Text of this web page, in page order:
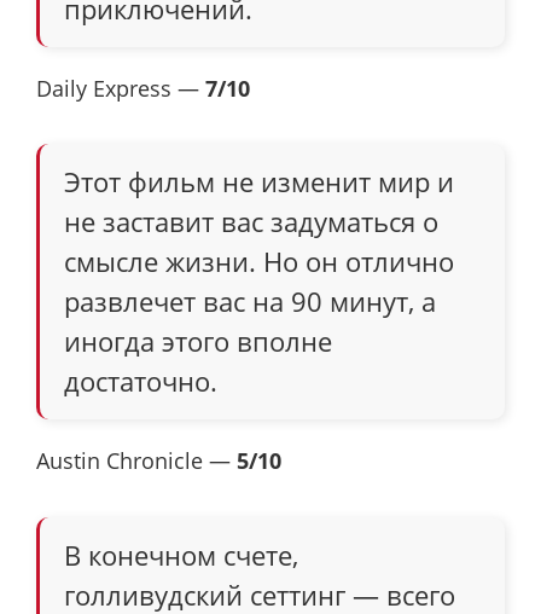
приключений.
Daily Express — 7/10
Этот фильм не изменит мир и
не заставит вас задуматься о
смысле жизни. Но он отлично
развлечет вас на 90 минут, а
иногда этого вполне
достаточно.
Austin Chronicle — 5/10
В конечном счете,
голливудский сеттинг — всего